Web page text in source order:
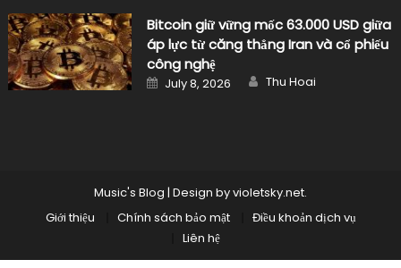
Bitcoin giữ vững mốc 63.000 USD giữa
áp lực từ căng thẳng Iran và cổ phiếu
công nghệ
Posted
on
July 8, 2026 Author
Thu Hoai
Music's Blog | Design byvioletsky.net.
Giới thiệu
Chính sách bảo mật
Điều khoản dịch vụ
Liên hệ